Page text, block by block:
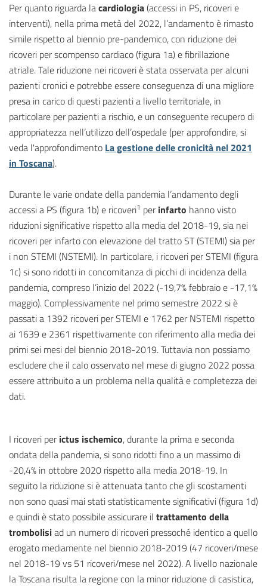
Per quanto riguarda lacardiologia(accessi in PS, ricoveri e
interventi), nella prima metà del 2022, l’andamento è rimasto
simile rispetto al biennio pre-pandemico, con riduzione dei
ricoveri per scompenso cardiaco (figura 1a) e fibrillazione
atriale. Tale riduzione nei ricoveri è stata osservata per alcuni
pazienti cronici e potrebbe essere conseguenza di una migliore
presa in carico di questi pazienti a livello territoriale, in
particolare per pazienti a rischio, e un conseguente recupero di
appropriatezza nell’utilizzo dell’ospedale (per approfondire, si
veda l'approfondimento La gestione delle cronicità nel 2021
in Toscana).
Durante le varie ondate della pandemia l’andamento degli
accessi a PS (figura 1b) e ricoveri1 perinfarto hanno visto
riduzioni significative rispetto alla media del 2018-19, sia nei
ricoveri per infarto con elevazione del tratto ST (STEMI) sia per
i non STEMI (NSTEMI). In particolare, i ricoveri per STEMI (figura
1c) si sono ridotti in concomitanza di picchi di incidenza della
pandemia, compreso l’inizio del 2022 (-19,7% febbraio e -17,1%
maggio). Complessivamente nel primo semestre 2022 si è
passati a 1392 ricoveri per STEMI e 1762 per NSTEMI rispetto
ai 1639 e 2361 rispettivamente con riferimento alla media dei
primi sei mesi del biennio 2018-2019. Tuttavia non possiamo
escludere che il calo osservato nel mese di giugno 2022 possa
essere attribuito a un problema nella qualità e completezza dei
dati.
I ricoveri perictus ischemico, durante la prima e seconda
ondata della pandemia, si sono ridotti fino a un massimo di
-20,4% in ottobre 2020 rispetto alla media 2018-19. In
seguito la riduzione si è attenuata tanto che gli scostamenti
non sono quasi mai stati statisticamente significativi (figura 1d)
e quindi è stato possibile assicurare il trattamento della
trombolisiad un numero di ricoveri pressoché identico a quello
erogato mediamente nel biennio 2018-2019 (47 ricoveri/mese
nel 2018-19 vs 51 ricoveri/mese nel 2022). A livello nazionale
la Toscana risulta la regione con la minor riduzione di casistica,